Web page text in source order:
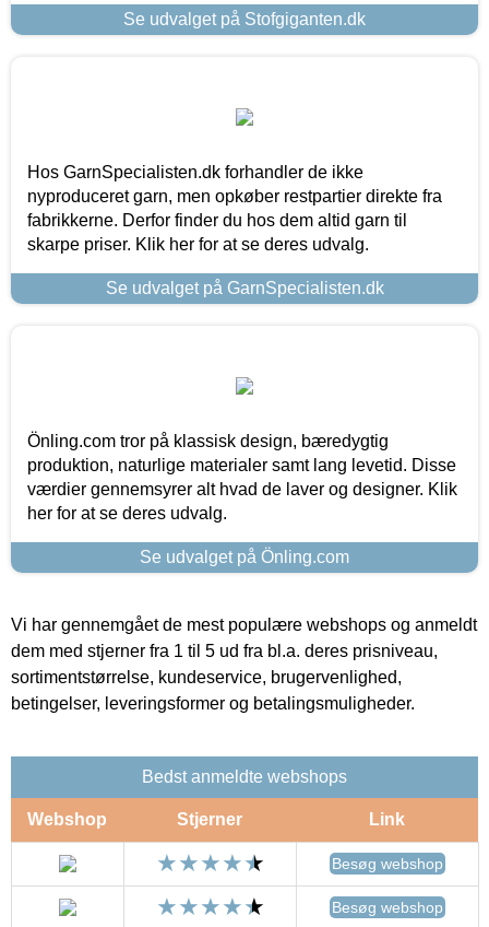
Se udvalget på Stofgiganten.dk
Hos GarnSpecialisten.dk forhandler de ikke
nyproduceret garn, men opkøber restpartier direkte fra
fabrikkerne. Derfor finder du hos dem altid garn til
skarpe priser. Klik her for at se deres udvalg.
Se udvalget på GarnSpecialisten.dk
Önling.com tror på klassisk design, bæredygtig
produktion, naturlige materialer samt lang levetid. Disse
værdier gennemsyrer alt hvad de laver og designer. Klik
her for at se deres udvalg.
Se udvalget på Önling.com
Vi har gennemgået de mest populære webshops og anmeldt
dem med stjerner fra 1 til 5 ud fra bl.a. deres prisniveau,
sortimentstørrelse, kundeservice, brugervenlighed,
betingelser, leveringsformer og betalingsmuligheder.
Bedst anmeldte webshops
Webshop Stjerner Link
Besøg webshop
Besøg webshop